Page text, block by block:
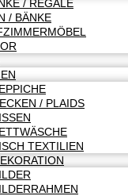
/ REGALE
/ BÄNKE
/ PLAIDS
TEXTILIEN